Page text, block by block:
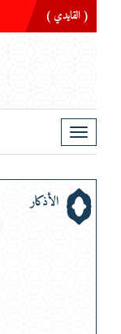
( القايدي )
Toggle
navigation
الأذكار